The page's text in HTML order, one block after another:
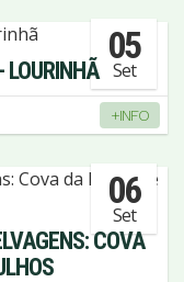
05
Set
LOURINHÃ
+INFO
06
Set
COVA